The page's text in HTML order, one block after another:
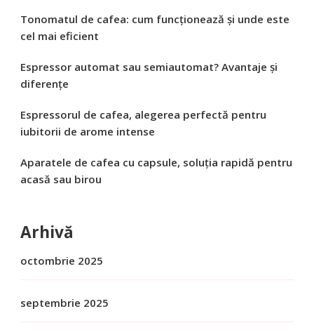
Tonomatul de cafea: cum funcționează și unde este
cel mai eficient
Espressor automat sau semiautomat? Avantaje și
diferențe
Espressorul de cafea, alegerea perfectă pentru
iubitorii de arome intense
Aparatele de cafea cu capsule, soluția rapidă pentru
acasă sau birou
Arhivă
octombrie 2025
septembrie 2025